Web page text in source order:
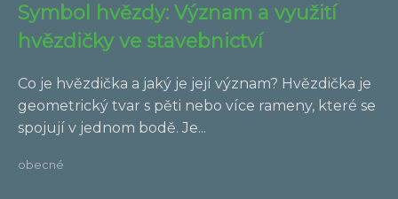
Symbol hvězdy: Význam a využití
hvězdičky ve stavebnictví
Co je hvězdička a jaký je její význam? Hvězdička je
geometrický tvar s pěti nebo více rameny, které se
spojují v jednom bodě. Je...
obecné